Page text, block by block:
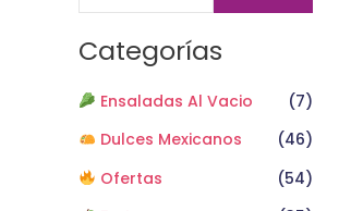
c
a
p
o
Categorías
Ensaladas Al Vacio
(7)
Dulces Mexicanos
(46)
Ofertas
(54)